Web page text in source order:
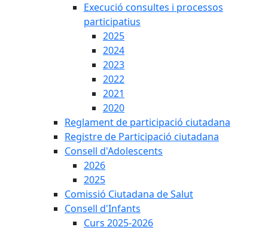
Execució consultes i processos
participatius
2025
2024
2023
2022
2021
2020
Reglament de participació ciutadana
Registre de Participació ciutadana
Consell d'Adolescents
2026
2025
Comissió Ciutadana de Salut
Consell d'Infants
Curs 2025-2026